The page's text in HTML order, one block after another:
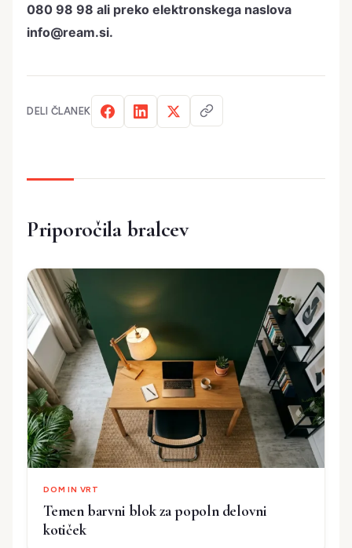
080 98 98 ali preko elektronskega naslova
info@ream.si.
DELI ČLANEK
Priporočila bralcev
DOM IN VRT
Temen barvni blok za popoln delovni
kotiček